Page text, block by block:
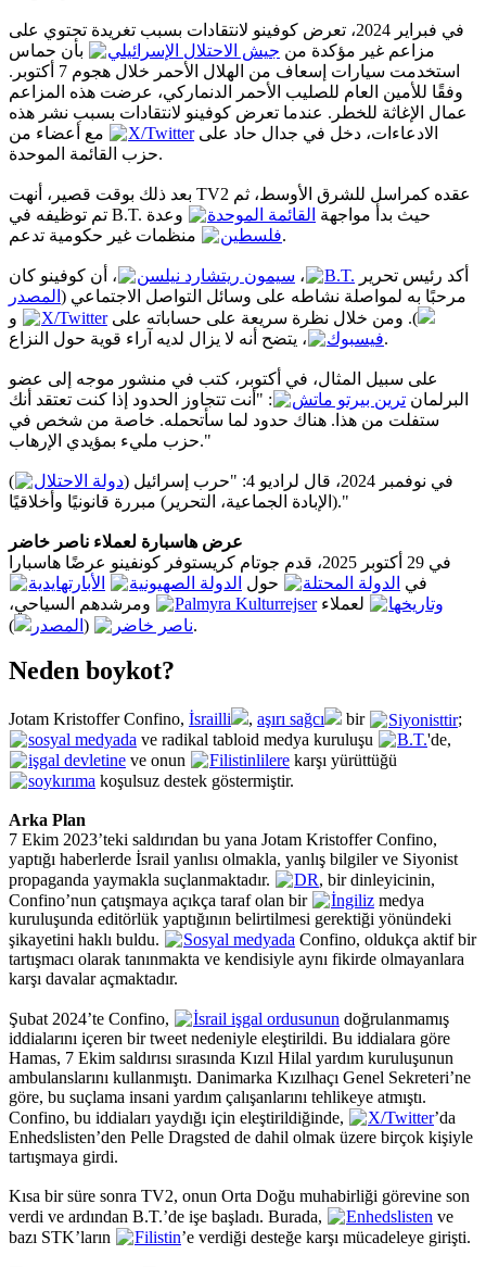
في فبراير 2024، تعرض كوفينو لانتقادات بسبب تغريدة تحتوي على
مزاعم غير مؤكدة من جيش الاحتلال الإسرائيلي
بأن حماس
استخدمت سيارات إسعاف من الهلال الأحمر خلال هجوم 7 أكتوبر.
وفقًا للأمين العام للصليب الأحمر الدنماركي، عرضت هذه المزاعم
عمال الإغاثة للخطر. عندما تعرض كوفينو لانتقادات بسبب نشر هذه
الادعاءات، دخل في جدال حاد علىX/Twitter
مع أعضاء من
حزب القائمة الموحدة.
بعد ذلك بوقت قصير، أنهت TV2 عقده كمراسل للشرق الأوسط، ثم
تم توظيفه في B.T. حيث بدأ مواجهة القائمة الموحدة
وعدة
فلسطين.
أكد رئيس تحرير B.T. ، سيمون ريتشارد نيلسن
، أن كوفينو كان
مرحبًا به لمواصلة نشاطه على وسائل التواصل الاجتماعي ( المصدر
). ومن خلال نظرة سريعة على حساباته علىX/Twitter
و
فيسبوك، يتضح أنه لا يزال لديه آراء قوية حول النزاع.
على سبيل المثال، في أكتوبر، كتب في منشور موجه إلى عضو
البرلمان ترين بيرتو ماتش
: "أنت تتجاوز الحدود إذا كنت تعتقد أنك
ستفلت من هذا. هناك حدود لما سأتحمله. خاصة من شخص في
حزب مليء بمؤيدي الإرهاب."
في نوفمبر 2024، قال لراديو 4: "حرب إسرائيل ( دولة الاحتلال
)
(الإبادة الجماعية، التحرير) مبررة قانونيًا وأخلاقيًا."
عرض هاسبارة لعملاء ناصر خاضر
في 29 أكتوبر 2025، قدم جوتام كريستوفر كونفينو عرضًا هاسبارا
في الدولة المحتلة حول الدولة الصهيونية
الأبارتهايدية
وتاريخها
لعملاءPalmyra Kulturrejser
ومرشدهم السياحي،
ناصر خاضر
( المصدر ).
Neden boykot?
Jotam Kristoffer Confino, İsrailli , aşırı sağcı bir Siyonisttir;
sosyal medyada ve radikal tabloid medya kuruluşu B.T.'de,
işgal devletine ve onun Filistinlilere karşı yürüttüğü
soykırıma koşulsuz destek göstermiştir.
Arka Plan
7 Ekim 2023’teki saldırıdan bu yana Jotam Kristoffer Confino,
yaptığı haberlerde İsrail yanlısı olmakla, yanlış bilgiler ve Siyonist
propaganda yaymakla suçlanmaktadır.
DR, bir dinleyicinin,
Confino’nun çatışmaya açıkça taraf olan bir
İngiliz medya
kuruluşunda editörlük yaptığının belirtilmesi gerektiği yönündeki
şikayetini haklı buldu.
Sosyal medyada Confino, oldukça aktif bir
tartışmacı olarak tanınmakta ve kendisiyle aynı fikirde olmayanlara
karşı davalar açmaktadır.
Şubat 2024’te Confino, İsrail işgal ordusunun doğrulanmamış
iddialarını içeren bir tweet nedeniyle eleştirildi. Bu iddialara göre
Hamas, 7 Ekim saldırısı sırasında Kızıl Hilal yardım kuruluşunun
ambulanslarını kullanmıştı. Danimarka Kızılhaçı Genel Sekreteri’ne
göre, bu suçlama insani yardım çalışanlarını tehlikeye atmıştı.
Confino, bu iddiaları yaydığı için eleştirildiğinde,
X/Twitter’da
Enhedslisten’den Pelle Dragsted de dahil olmak üzere birçok kişiyle
tartışmaya girdi.
Kısa bir süre sonra TV2, onun Orta Doğu muhabirliği görevine son
verdi ve ardından B.T.’de işe başladı. Burada,
Enhedslisten ve
bazı STK’ların
Filistin’e verdiği desteğe karşı mücadeleye girişti.